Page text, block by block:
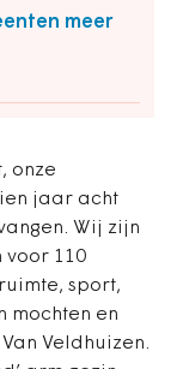
meer
onze
jaar acht
Wij zijn
voor 110
sport,
mochten en
Veldhuizen.